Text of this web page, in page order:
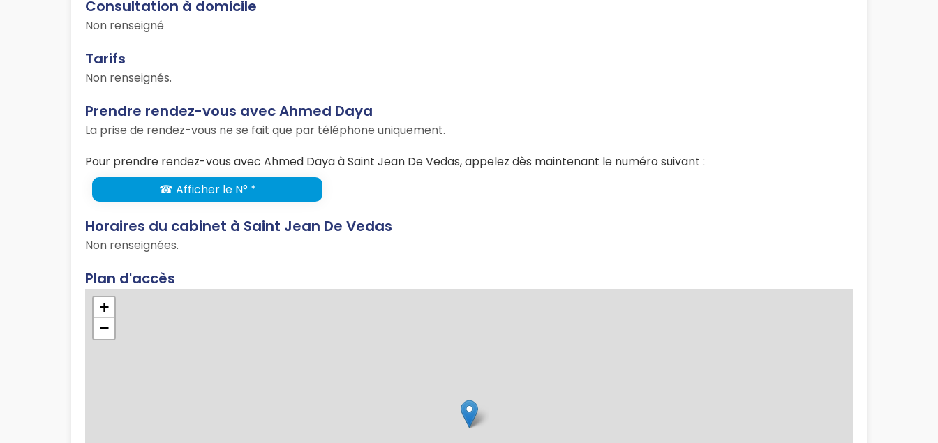
Consultation à domicile
Non renseigné
Tarifs
Non renseignés.
Prendre rendez-vous avec Ahmed Daya
La prise de rendez-vous ne se fait que par téléphone uniquement.
Pour prendre rendez-vous avec Ahmed Daya à Saint Jean De Vedas, appelez dès maintenant le numéro suivant :
☎ Afficher le N° *
Horaires du cabinet à Saint Jean De Vedas
Non renseignées.
Plan d'accès
+
−